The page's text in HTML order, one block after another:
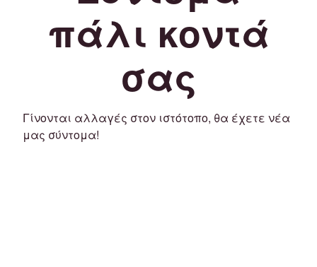
πάλι κοντά
σας
Γίνονται αλλαγές στον ιστότοπο, θα έχετε νέα
μας σύντομα!